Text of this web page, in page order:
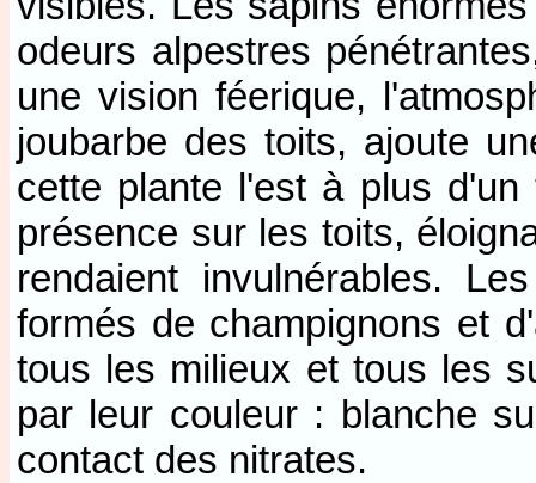
odeurs alpestres
une vision féerique,
joubarbe des toits, ajoute
cette plante l'est à plus
présence sur les toits,
rendaient invulnérables.
formés de champignons et
tous les milieux et tous les
par leur couleur : blanche
contact des nitrates.